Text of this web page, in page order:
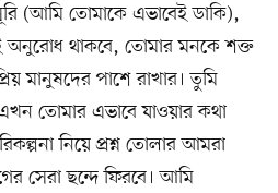
(আমি তোমাকে এভাবেই ডাকি),
অনুরোধ থাকবে, তোমার মনকে শক্ত
মানুষদের পাশে রাখার। তুমি
তোমার এভাবে যাওয়ার কথা
নিয়ে প্রশ্ন তোলার আমরা
সেরা ছন্দে ফিরবে। আমি